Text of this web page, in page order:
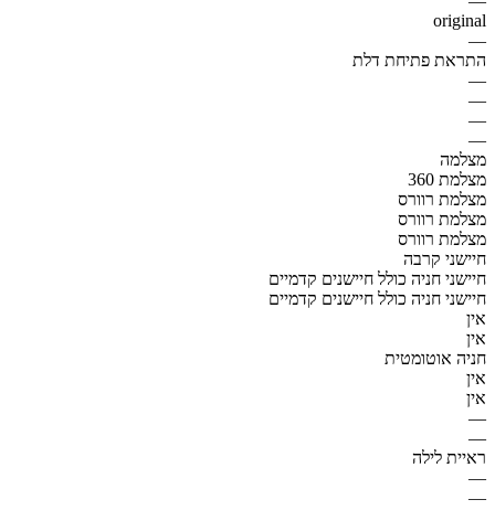
original
—
התראת פתיחת דלת
—
—
—
—
מצלמה
מצלמת 360
מצלמת רוורס
מצלמת רוורס
מצלמת רוורס
חיישני קרבה
חיישני חניה כולל חיישנים קדמיים
חיישני חניה כולל חיישנים קדמיים
אין
אין
חניה אוטומטית
אין
אין
—
—
ראיית לילה
—
—